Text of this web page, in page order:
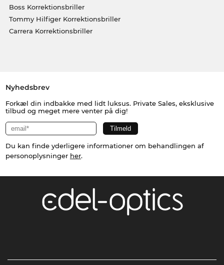
Boss Korrektionsbriller
Tommy Hilfiger Korrektionsbriller
Carrera Korrektionsbriller
Nyhedsbrev
Forkæl din indbakke med lidt luksus. Private Sales, eksklusive
tilbud og meget mere venter på dig!
Du kan finde yderligere informationer om behandlingen af
personoplysninger her.